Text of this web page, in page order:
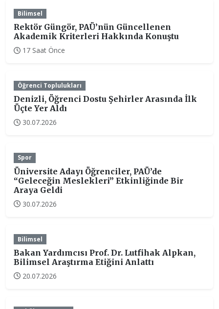
Bilimsel
Rektör Güngör, PAÜ’nün Güncellenen
Akademik Kriterleri Hakkında Konuştu
17 Saat Önce
Öğrenci Toplulukları
Denizli, Öğrenci Dostu Şehirler Arasında İlk
Üçte Yer Aldı
30.07.2026
Spor
Üniversite Adayı Öğrenciler, PAÜ’de
“Geleceğin Meslekleri” Etkinliğinde Bir
Araya Geldi
30.07.2026
Bilimsel
Bakan Yardımcısı Prof. Dr. Lutfihak Alpkan,
Bilimsel Araştırma Etiğini Anlattı
20.07.2026